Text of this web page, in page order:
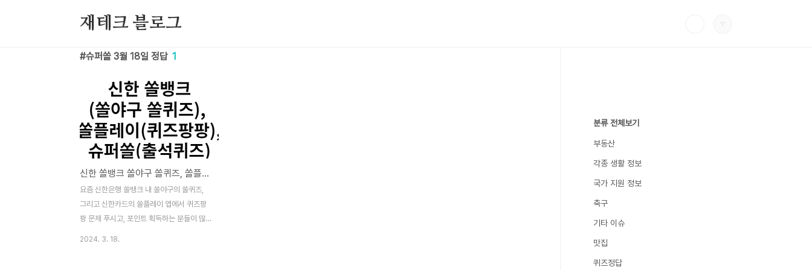
재테크 블로그
슈퍼쏠 3월 18일 정답 1
신한 쏠뱅크 쏠야구 쏠퀴즈, 쏠플레이 퀴즈팡팡, 슈퍼쏠 출석퀴즈 정답 3월 18일
요즘 신한은행 쏠뱅크 내 쏠야구의 쏠퀴즈,
그리고 신한카드의 쏠플레이 앱에서 퀴즈팡
팡 문제 푸시고, 포인트 획득하는 분들이 많
2024. 3. 18.
분류 전체보기
부동산
각종 생활 정보
국가 지원 정보
축구
기타 이슈
맛집
퀴즈정답